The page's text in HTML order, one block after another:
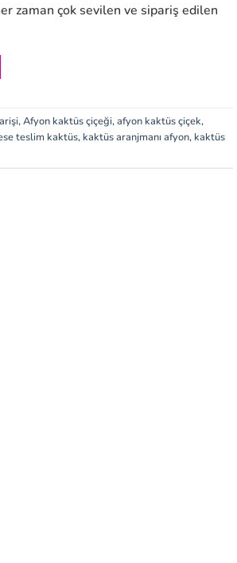
zaman çok sevilen ve sipariş edilen
,Afyon kaktüs çiçeği,afyon kaktüs çiçek,
teslim kaktüs, kaktüs aranjmanı afyon, kaktüs